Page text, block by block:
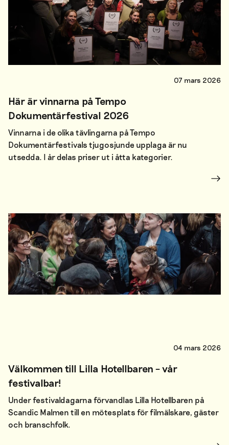
07 mars 2026
Här är vinnarna på Tempo
Dokumentärfestival 2026
Vinnarna i de olika tävlingarna på Tempo
Dokumentärfestivals tjugosjunde upplaga är nu
utsedda. I år delas priser ut i åtta kategorier.
04 mars 2026
Välkommen till Lilla Hotellbaren – vår
festivalbar!
Under festivaldagarna förvandlas Lilla Hotellbaren på
Scandic Malmen till en mötesplats för filmälskare, gäster
och branschfolk.